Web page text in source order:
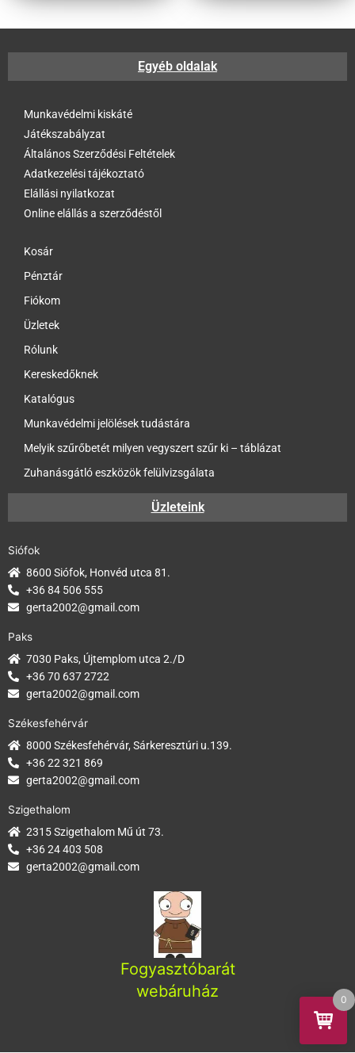
Egyéb oldalak
Munkavédelmi kiskáté
Játékszabályzat
Általános Szerződési Feltételek
Adatkezelési tájékoztató
Elállási nyilatkozat
Online elállás a szerződéstől
Kosár
Pénztár
Fiókom
Üzletek
Rólunk
Kereskedőknek
Katalógus
Munkavédelmi jelölések tudástára
Melyik szűrőbetét milyen vegyszert szűr ki – táblázat
Zuhanásgátló eszközök felülvizsgálata
Üzleteink
Siófok
8600 Siófok, Honvéd utca 81.
+36 84 506 555
gerta2002@gmail.com
Paks
7030 Paks, Újtemplom utca 2./D
+36 70 637 2722
gerta2002@gmail.com
Székesfehérvár
8000 Székesfehérvár, Sárkeresztúri u.139.
+36 22 321 869
gerta2002@gmail.com
Szigethalom
2315 Szigethalom Mű út 73.
+36 24 403 508
gerta2002@gmail.com
Fogyasztóbarát
webáruház
0